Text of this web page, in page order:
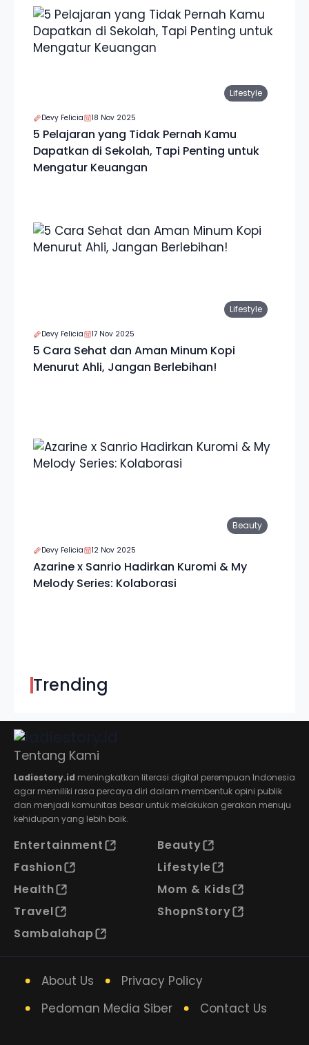
Lifestyle
Devy Felicia 18 Nov 2025
5 Pelajaran yang Tidak Pernah Kamu
Dapatkan di Sekolah, Tapi Penting untuk
Mengatur Keuangan
Lifestyle
Devy Felicia 17 Nov 2025
5 Cara Sehat dan Aman Minum Kopi
Menurut Ahli, Jangan Berlebihan!
Beauty
Devy Felicia 12 Nov 2025
Azarine x Sanrio Hadirkan Kuromi & My
Melody Series: Kolaborasi
Trending
Tentang Kami
Ladiestory.id meningkatkan literasi digital perempuan Indonesia
agar memiliki rasa percaya diri dalam membentuk opini publik
dan menjadi komunitas besar untuk melakukan gerakan menuju
kehidupan yang lebih baik.
Entertainment
Beauty
Fashion
Lifestyle
Health
Mom & Kids
Travel
ShopnStory
Sambalahap
About Us
Privacy Policy
Pedoman Media Siber
Contact Us